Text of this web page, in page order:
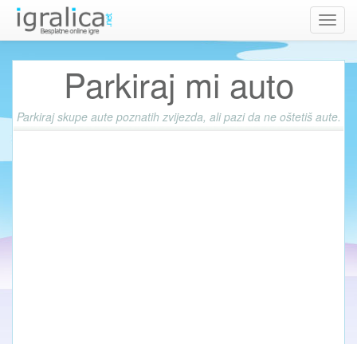
Parkiraj mi auto
Parkiraj skupe aute poznatih zvijezda, ali pazi da ne oštetiš aute.